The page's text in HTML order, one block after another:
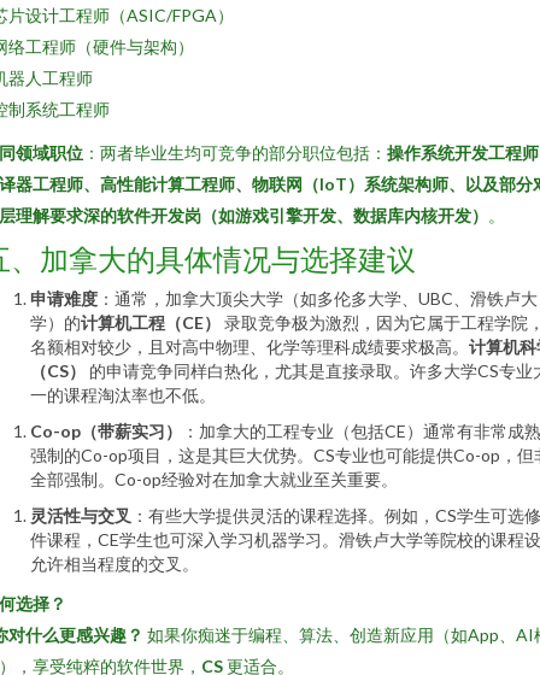
片设计工程师（ASIC/FPGA）
络工程师（硬件与架构）
器人工程师
制系统工程师
领域职位 ：两者毕业生均可竞争的部分职位包括： 操作系统开发工程
器工程师、高性能计算工程师、物联网（IoT）系统架构师、以及部分
理解要求深的软件开发岗（如游戏引擎开发、数据库内核开发） 。
、加拿大的具体情况与选择建议
申请难度 ：通常，加拿大顶尖大学（如多伦多大学、UBC、滑铁卢大
学）的计算机工程（CE）
录取竞争极为激烈，因为它属于工程学院
名额相对较少，且对高中物理、化学等理科成绩要求极高。 计算机科
（CS）
的申请竞争同样白热化，尤其是直接录取。许多大学CS专业
一的课程淘汰率也不低。
Co-op（带薪实习）
：加拿大的工程专业（包括CE）通常有非常成
强制的Co-op项目，这是其巨大优势。CS专业也可能提供Co-op，但
全部强制。Co-op经验对在加拿大就业至关重要。
灵活性与交叉 ：有些大学提供灵活的课程选择。例如，CS学生可选
件课程，CE学生也可深入学习机器学习。滑铁卢大学等院校的课程
允许相当程度的交叉。
选择？
对什么更感兴趣？ 如果你痴迷于编程、算法、创造新应用（如App、AI
，享受纯粹的软件世界， CS更适合。